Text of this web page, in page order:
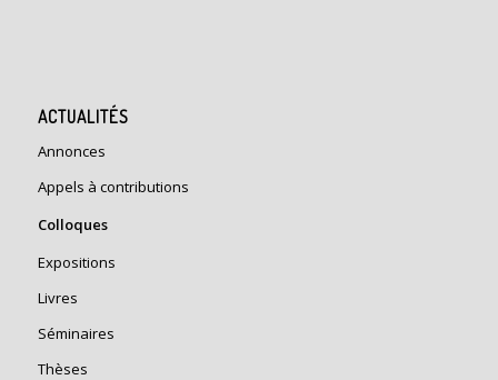
ACTUALITÉS
Annonces
Appels à contributions
Colloques
Expositions
Livres
Séminaires
Thèses